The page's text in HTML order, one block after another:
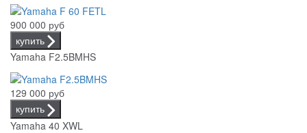
900 000 руб
купить
Yamaha F2.5BMHS
129 000 руб
купить
Yamaha 40 XWL